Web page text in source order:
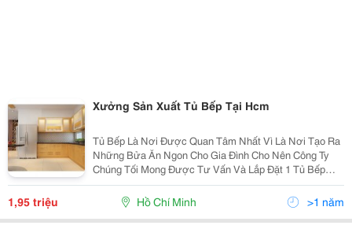
Xưởng Sản Xuất Tủ Bếp Tại Hcm
Tủ Bếp Là Nơi Được Quan Tâm Nhất Vì Là Nơi Tạo Ra
Những Bửa Ăn Ngon Cho Gia Đình Cho Nên Công Ty
Chúng Tối Mong Được Tư Vấn Và Lắp Đặt 1 Tủ Bếp
Cho Quý Khách Tốt Và Giá Thành Cạnh Tranh Nhất.
Xưởng Sản Xuất Tủ Bếp Tại Hcm Rất Mong Được Tư
Vấn Cho Quý
1,95 triệu Hồ Chí Minh >1 năm